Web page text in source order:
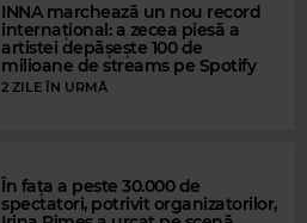
INNA marchează un nou record
internațional: a zecea piesă a
artistei depășește 100 de
milioane de streams pe Spotify
2 ZILE ÎN URMĂ
În fața a peste 30.000 de
spectatori, potrivit organizatorilor,